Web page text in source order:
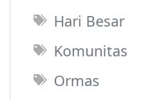
Hari Besar
Komunitas
Ormas